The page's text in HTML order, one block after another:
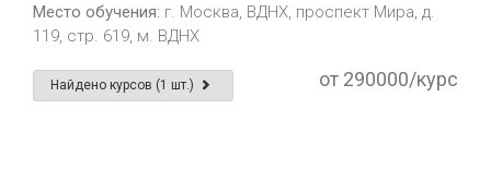
Место обучения: г. Москва, ВДНХ, проспект Мира, д.
119, стр. 619, м. ВДНХ
Найдено курсов (1 шт.) от 290000/курс